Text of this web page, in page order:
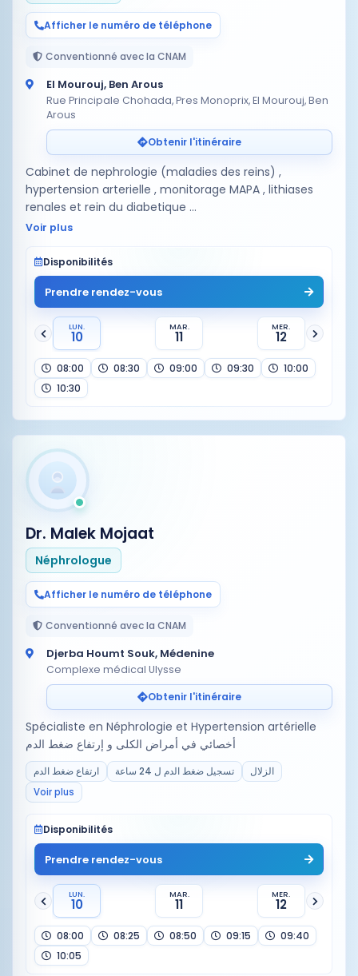
Afficher le numéro de téléphone
Conventionné avec la CNAM
El Mourouj, Ben Arous
Rue Principale Chohada, Pres Monoprix, El Mourouj, Ben
Arous
Obtenir l'itinéraire
Cabinet de nephrologie (maladies des reins) ,
hypertension arterielle , monitorage MAPA , lithiases
renales et rein du diabetique
عيادة امراض الكلى ارتفاع ضغط الدم و تصفية الدم ، الكلية
Voir plus
Disponibilités
Prendre rendez-vous
LUN.
10
MAR.
11
MER.
12
08:00 08:30 09:00 09:30
10:00
10:30
Dr. Malek Mojaat
Néphrologue
Afficher le numéro de téléphone
Conventionné avec la CNAM
Djerba Houmt Souk, Médenine
Complexe médical Ulysse
Obtenir l'itinéraire
Spécialiste en Néphrologie et Hypertension artérielle
أخصائي في أمراض الكلى و إرتفاع ضغط الدم
ارتفاع ضغط الدم تسجيل ضغط الدم ل 24 ساعة
الزلال
Voir plus
Disponibilités
Prendre rendez-vous
LUN.
10
MAR.
11
MER.
12
08:00 08:25 08:50 09:15
09:40
10:05